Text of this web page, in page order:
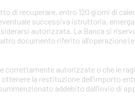
di recuperare, entro 120 giorni di
successiva istruttoria,
autorizzata. La Banca si
documento riferito all’operazione
correttamente autorizzate o che le
la restituzione dell’importo
addebito dall’invio di